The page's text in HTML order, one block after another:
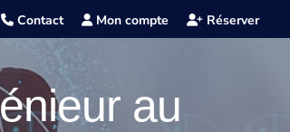
Contact Mon compte Réserver
au